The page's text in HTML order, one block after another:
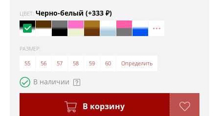
ЦВЕТ: Черно-белый (+333 ₽)
РАЗМЕР:
55
56 57 58 59 60 Определить
В наличии
В корзину